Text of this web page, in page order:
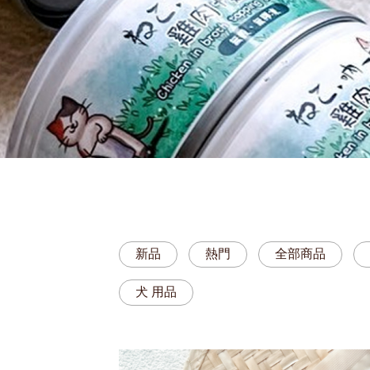
新品 熱門 全部商品
犬 用品